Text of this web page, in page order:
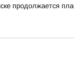
продолжается